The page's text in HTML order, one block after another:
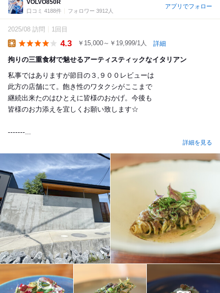
VOLVO850R
口コミ 4188件 フォロワー 3912人
アプリでフォロー
2025/08 訪問 1回目
4.3 ￥15,000～￥19,999/1人 詳細
拘りの三重食材で魅せるアーティスティックなイタリアン
私事ではありますが節目の３,９００レビューは
此方の店舗にて。飽き性のワタクシがここまで
継続出来たのはひとえに皆様のおかげ。今後も
皆様のお力添えを宜しくお願い致します☆
-------...
詳細を見る